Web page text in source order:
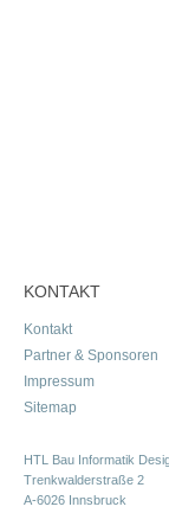
KONTAKT
Kontakt
Partner & Sponsoren
Impressum
Sitemap
HTL Bau Informatik
Trenkwalderstraße 2
A-6026 Innsbruck